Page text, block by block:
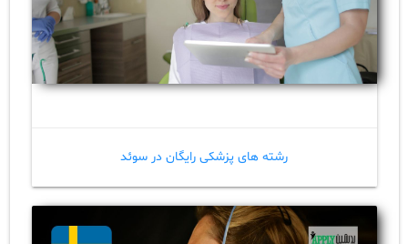
رشته های پزشکی رایگان در سوئد